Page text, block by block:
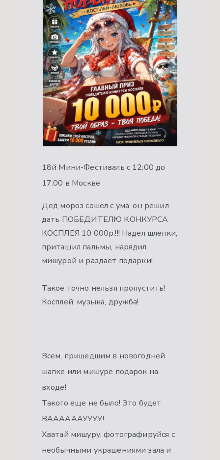
18й Мини-Фестиваль с 12:00 до
17:00 в Москве
Дед мороз сошел с ума, он решил
дать ПОБЕДИТЕЛЮ КОНКУРСА
КОСПЛЕЯ 10 000р.!!! Надел шлепки,
притащил пальмы, нарядил
мишурой и раздает подарки!
Такое точно нельзя пропустить!
Косплей, музыка, дружба!
Всем, пришедшим в новогодней
шапке или мишуре подарок на
входе!
Такого еще не было! Это будет
ВААААААУУУУ!
Хватай мишуру, фотографируйся с
необычными украшениями зала и